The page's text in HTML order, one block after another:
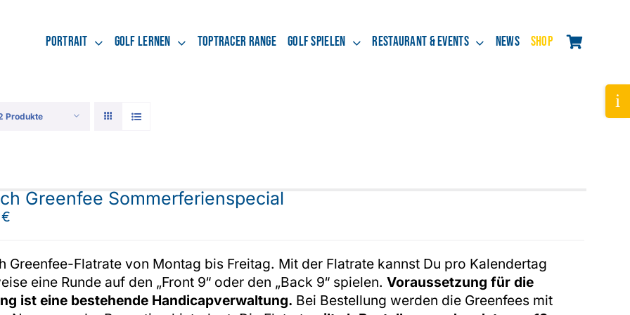
Portrait Golf lernen Toptracer Range Golf spielen Restaurant & Events News Shop
Produkte
Greenfee Sommerferienspecial
€
Greenfee-Flatrate von Montag bis Freitag. Mit der Flatrate kannst Du pro Kalendertag
eine Runde auf den „Front 9“ oder den „Back 9“ spielen.Voraussetzung für die
ist eine bestehende Handicapverwaltung. Bei Bestellung werden die Greenfees mit